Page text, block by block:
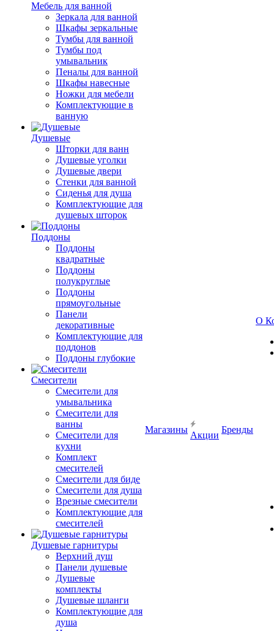
Мебель для ванной
Зеркала для ванной
Шкафы зеркальные
Тумбы для ванной
Тумбы под
умывальник
Пеналы для ванной
Шкафы навесные
Ножки для мебели
Комплектующие в
ванную
Душевые
Шторки для ванн
Душевые уголки
Душевые двери
Стенки для ванной
Сиденья для душа
Комплектующие для
душевых шторок
Поддоны
Поддоны
квадратные
Поддоны
полукруглые
Поддоны
прямоугольные
Панели
декоративные
Комплектующие для
поддонов
Поддоны глубокие
Смесители
Смесители для
умывальника
Смесители для
ванны
Смесители для
кухни
Комплект
смесителей
Смесители для биде
Смесители для душа
Врезные смесители
Комплектующие для
смесителей
Душевые гарнитуры
Верхний душ
Панели душевые
Душевые
комплекты
Душевые шланги
Комплектующие для
душа
Магазины
Акции
Бренды
О